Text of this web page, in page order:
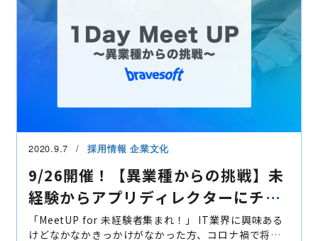
2020.9.7 採用情報企業文化
9/26開催！【異業種からの挑戦】未
経験からアプリディレクターにチャ
レンジしませんか？
「MeetUP for 未経験者集まれ！」 IT業界に興味ある
けどなかなかきっかけがなかった方、コロナ禍で将来